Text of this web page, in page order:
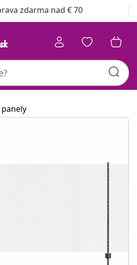
zdarma nad € 70